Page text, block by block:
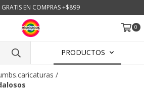
GRATIS EN COMPRAS +$899
0
PRODUCTOS
/